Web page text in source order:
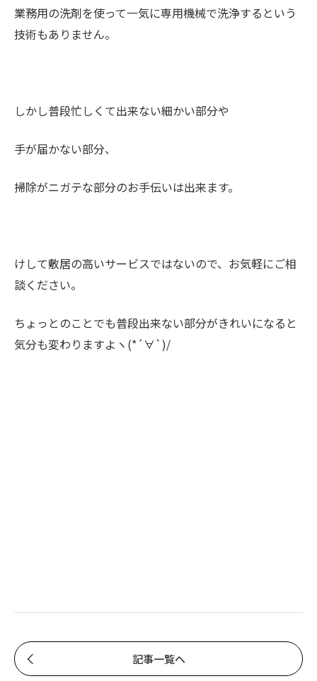
業務用の洗剤を使って一気に専用機械で洗浄するという
技術もありません。
しかし普段忙しくて出来ない細かい部分や
手が届かない部分、
掃除がニガテな部分のお手伝いは出来ます。
けして敷居の高いサービスではないので、お気軽にご相
談ください。
ちょっとのことでも普段出来ない部分がきれいになると
気分も変わりますよヽ(*´∀`)/
記事一覧へ